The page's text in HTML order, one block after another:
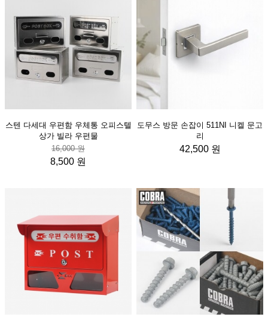
스텐 다세대 우편함 우체통 오피스텔
상가 빌라 우편물
16,000 원
8,500 원
도무스 방문 손잡이 511NI 니켈 문고
리
42,500 원